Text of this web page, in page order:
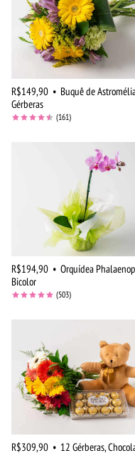
R$149,90 • Buquê de
Gérberas
(161)
R$194,90 • Orquídea
Bicolor
(503)
R$309,90 • 12 Gérberas,